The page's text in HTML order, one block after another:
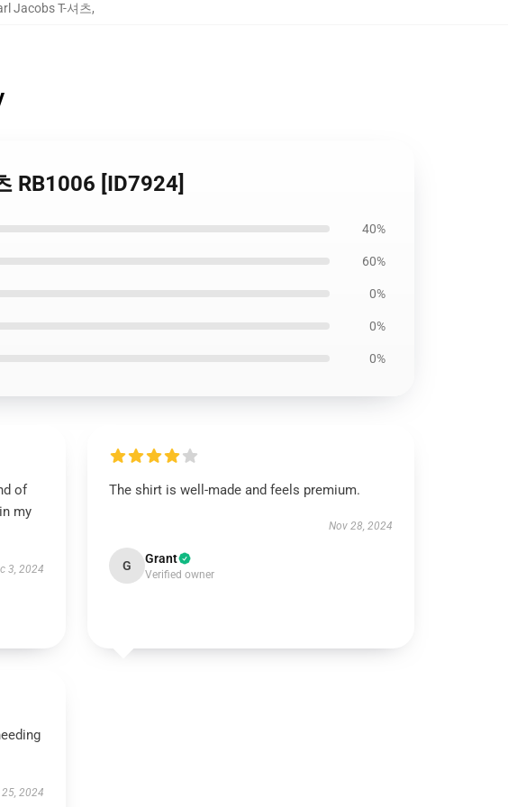
Jacobs T-셔츠,
RB1006 [ID7924]
40%
60%
0%
0%
0%
of
my
3, 2024
The shirt is well-made and feels premium.
Nov 28, 2024
G Grant
Verified owner
25, 2024